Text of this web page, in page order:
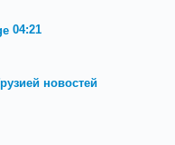
04:21
новостей